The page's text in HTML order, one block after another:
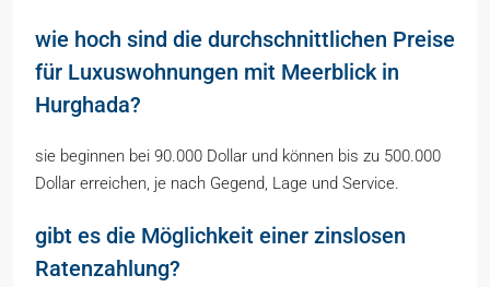
wie hoch sind die durchschnittlichen Preise
für Luxuswohnungen mit Meerblick in
Hurghada?
sie beginnen bei 90.000 Dollar und können bis zu 500.000
Dollar erreichen, je nach Gegend, Lage und Service.
gibt es die Möglichkeit einer zinslosen
Ratenzahlung?